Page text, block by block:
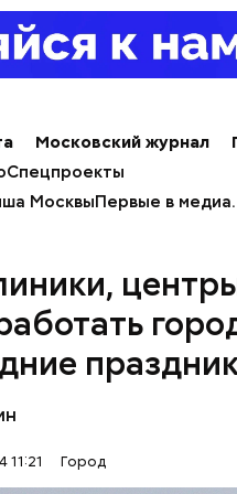
Московский журнал
Спецпроекты
МосквыПервые в
11:21 Город
дом
под жилое